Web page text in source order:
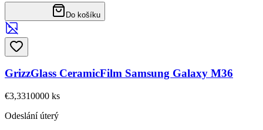
Do košíku
GrizzGlass CeramicFilm Samsung Galaxy M36
€3,3310000 ks
Odeslání úterý